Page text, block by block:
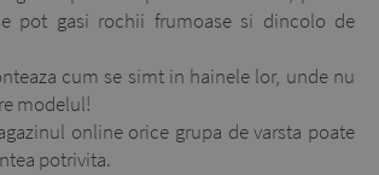
pot gasi rochii frumoase si dincolo de
cum se simt in hainele lor, unde nu
modelul!
online orice grupa de varsta poate
potrivita.